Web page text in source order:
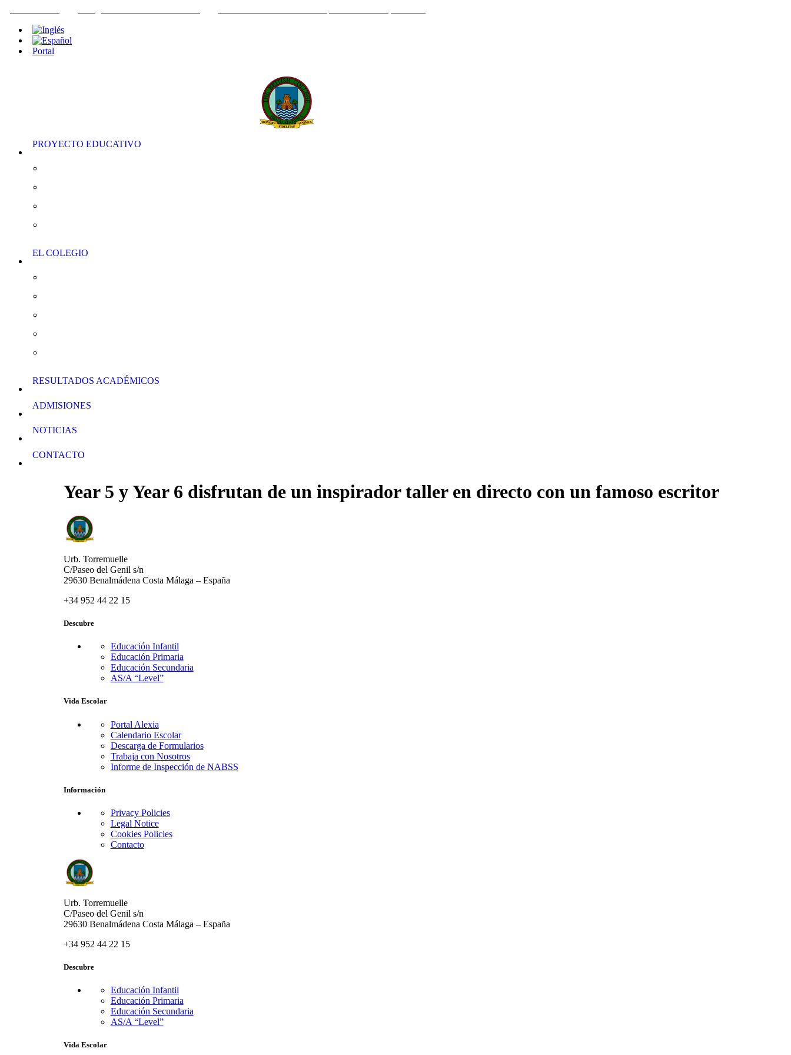
Portal
PROYECTO EDUCATIVO
EL COLEGIO
RESULTADOS ACADÉMICOS
ADMISIONES
NOTICIAS
CONTACTO
Year 5 y Year 6 disfrutan de un inspirador taller en directo con un famoso escritor
Urb. Torremuelle
C/Paseo del Genil s/n
29630 Benalmádena Costa Málaga – España
+34 952 44 22 15
Descubre
Educación Infantil
Educación Primaria
Educación Secundaria
AS/A “Level”
Vida Escolar
Portal Alexia
Calendario Escolar
Descarga de Formularios
Trabaja con Nosotros
Informe de Inspección de NABSS
Información
Privacy Policies
Legal Notice
Cookies Policies
Contacto
Urb. Torremuelle
C/Paseo del Genil s/n
29630 Benalmádena Costa Málaga – España
+34 952 44 22 15
Descubre
Educación Infantil
Educación Primaria
Educación Secundaria
AS/A “Level”
Vida Escolar